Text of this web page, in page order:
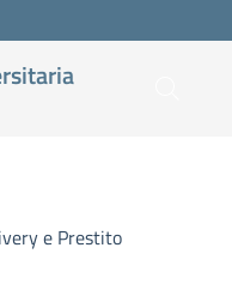
e Prestito